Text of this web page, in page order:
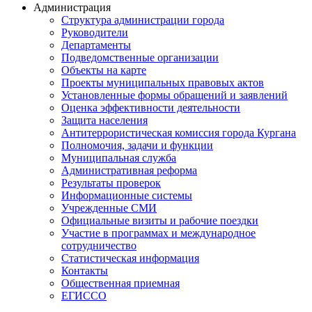
Администрация
Структура администрации города
Руководители
Департаменты
Подведомственные организации
Объекты на карте
Проекты муниципальных правовых актов
Установленные формы обращений и заявлений
Оценка эффективности деятельности
Защита населения
Антитеррористическая комиссия города Кургана
Полномочия, задачи и функции
Муниципальная служба
Административная реформа
Результаты проверок
Информационные системы
Учрежденные СМИ
Официальные визиты и рабочие поездки
Участие в программах и международное
сотрудничество
Статистическая информация
Контакты
Общественная приемная
ЕГИССО